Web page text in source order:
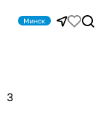
Минск
3